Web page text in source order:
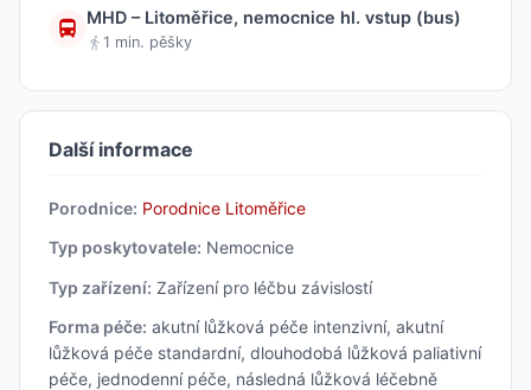
MHD – Litoměřice, nemocnice hl. vstup (bus)
1 min. pěšky
Další informace
Porodnice: Porodnice Litoměřice
Typ poskytovatele: Nemocnice
Typ zařízení: Zařízení pro léčbu závislostí
Forma péče: akutní lůžková péče intenzivní, akutní
lůžková péče standardní, dlouhodobá lůžková paliativní
péče, jednodenní péče, následná lůžková léčebně